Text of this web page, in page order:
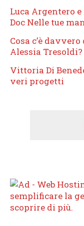
Luca Argentero
Doc Nelle tue
Cosa c’è
Alessia Tresoldi?
Vittoria Di
veri progetti